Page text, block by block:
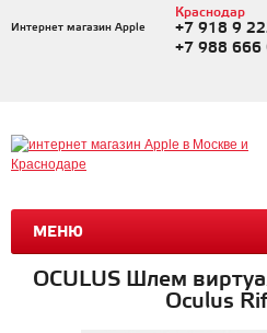
Интернет магазин Apple
Краснодар
+7 918 9
+7 988 666
МЕНЮ
OCULUS Шлем
Oculus